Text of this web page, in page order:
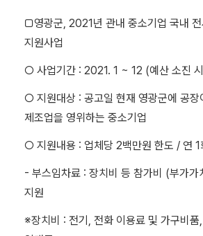
□영광군, 2021년 관내 중소기업 국내
지원사업
○ 사업기간 : 2021. 1 ~ 12 (예산 소진
○ 지원대상 : 공고일 현재 영광군에 공장
제조업을 영위하는 중소기업
○ 지원내용 : 업체당 2백만원 한도 / 연 1
- 부스임차료 : 장치비 등 참가비 (부가
지원
※장치비 : 전기, 전화 이용료 및 가구비품